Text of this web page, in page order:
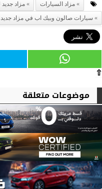
مزاد السيارات
مزاد
سيارات صالون وبيك اب في مزاد جديد
⇧
موضوعات متعلقة